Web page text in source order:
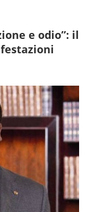
e odio”: il